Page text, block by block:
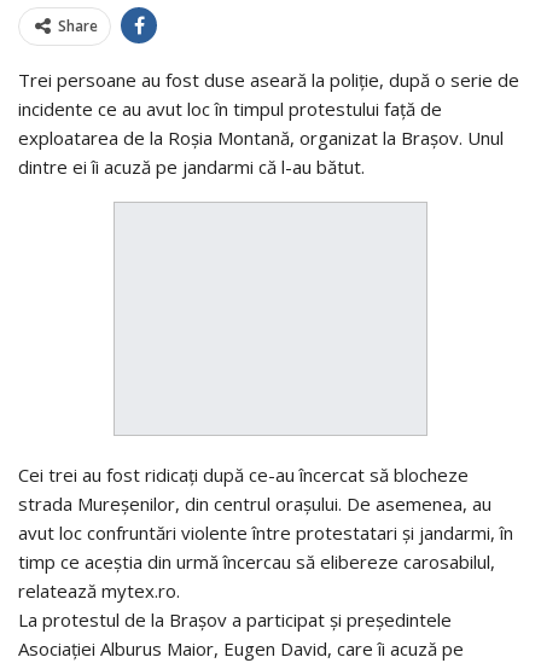
Share
Trei persoane au fost duse aseară la poliție, după o serie de
incidente ce au avut loc în timpul protestului față de
exploatarea de la Roșia Montană, organizat la Brașov. Unul
dintre ei îi acuză pe jandarmi că l-au bătut.
Cei trei au fost ridicați după ce-au încercat să blocheze
strada Mureșenilor, din centrul orașului. De asemenea, au
avut loc confruntări violente între protestatari și jandarmi, în
timp ce aceștia din urmă încercau să elibereze carosabilul,
relatează mytex.ro.
La protestul de la Brașov a participat și preşedintele
Asociaţiei Alburus Maior, Eugen David, care îi acuză pe